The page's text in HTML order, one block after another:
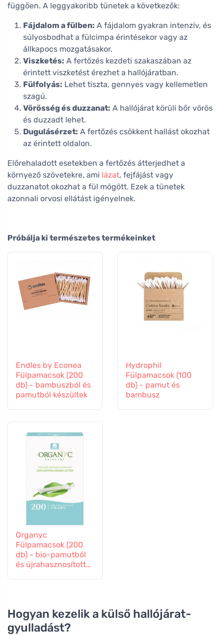
függően. A leggyakoribb tünetek a következők:
Fájdalom a fülben: A fájdalom gyakran intenzív, és
súlyosbodhat a fülcimpa érintésekor vagy az
állkapocs mozgatásakor.
Viszketés: A fertőzés kezdeti szakaszában az
érintett viszketést érezhet a hallójáratban.
Fülfolyás: Lehet tiszta, gennyes vagy kellemetlen
szagú.
Vörösség és duzzanat: A hallójárat körüli bőr vörös
és duzzadt lehet.
Dugulásérzet: A fertőzés csökkent hallást okozhat
az érintett oldalon.
Előrehaladott esetekben a fertőzés átterjedhet a
környező szövetekre, ami lázat, fejfájást vagy
duzzanatot okozhat a fül mögött. Ezek a tünetek
azonnali orvosi ellátást igényelnek.
Próbálja ki természetes termékeinket
Endles by Econea
Fülpamacsok (200
db) - bambuszból és
pamutból készültek
Hydrophil
Fülpamacsok (100
db) - pamut és
bambusz
Organyc
Fülpamacsok (200
db) - bio-pamutból
és újrahasznosított
Hogyan kezelik a külső hallójárat-
gyulladást?